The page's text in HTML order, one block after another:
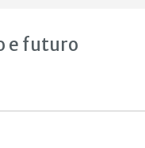
e futuro